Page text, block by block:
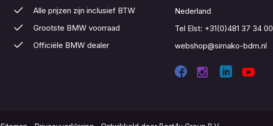
Alle prijzen zijn inclusief BTW
Grootste BMW voorraad
Officiële BMW dealer
Nederland
Tel Elst: +31(0)481 37 34 00
webshop@simako-bdm.nl